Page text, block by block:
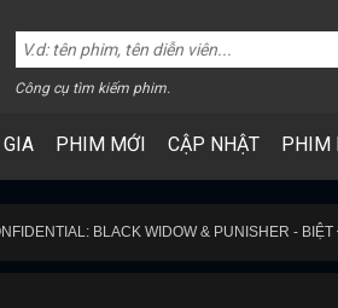
Công cụ tìm kiếm phim.
GIA PHIM MỚI CẬP NHẬT PHIM
BLACK WIDOW & PUNISHER -